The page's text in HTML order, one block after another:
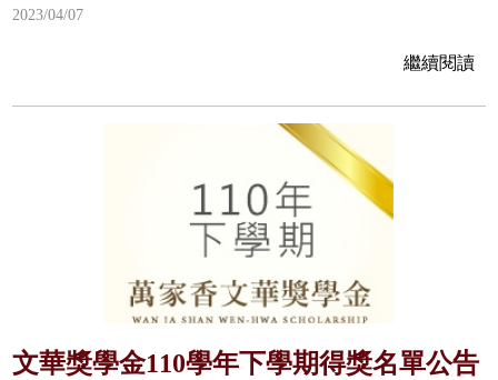
2023/04/07
繼續閱讀
文華獎學金110學年下學期得獎名單公告